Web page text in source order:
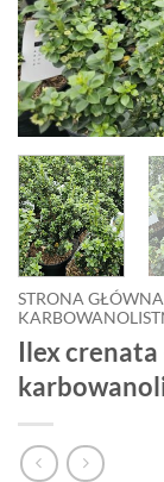
STRONA GŁÓWNA
Ilex